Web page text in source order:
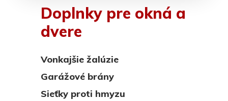
Doplnky pre okná a
dvere
Vonkajšie žalúzie
Garážové brány
Sieťky proti hmyzu